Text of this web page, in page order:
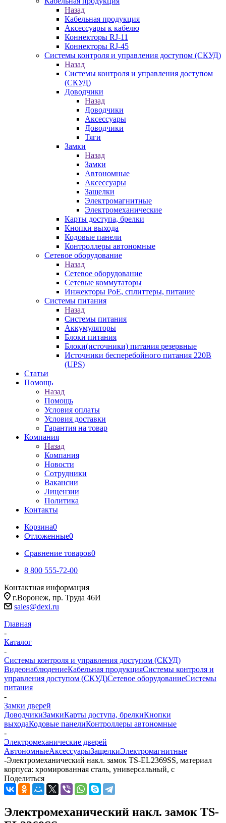
Назад
Кабельная продукция
Аксессуары к кабелю
Коннекторы RJ-11
Коннекторы RJ-45
Системы контроля и управления доступом (СКУД)
Назад
Системы контроля и управления доступом
(СКУД)
Доводчики
Назад
Доводчики
Аксессуары
Доводчики
Тяги
Замки
Назад
Замки
Автономные
Аксессуары
Защелки
Электромагнитные
Электромеханические
Карты доступа, брелки
Кнопки выхода
Кодовые панели
Контроллеры автономные
Сетевое оборудование
Назад
Сетевое оборудование
Сетевые коммутаторы
Инжекторы РоЕ, сплиттеры, питание
Системы питания
Назад
Системы питания
Аккумуляторы
Блоки питания
Блоки(источники) питания резервные
Источники бесперебойного питания 220В
(UPS)
Статьи
Помощь
Назад
Помощь
Условия оплаты
Условия доставки
Гарантия на товар
Компания
Назад
Компания
Новости
Сотрудники
Вакансии
Лицензии
Политика
Контакты
Корзина0
Отложенные0
Сравнение товаров0
8 800 555-72-00
Контактная информация
г.Воронеж, пр. Труда 46И
sales@dexi.ru
Главная
-
Каталог
-
Системы контроля и управления доступом (СКУД)
ВидеонаблюдениеКабельная продукцияСистемы контроля и
управления доступом (СКУД)Сетевое оборудованиеСистемы
питания
-
Замки дверей
ДоводчикиЗамкиКарты доступа, брелкиКнопки
выходаКодовые панелиКонтроллеры автономные
-
Электромеханические дверей
АвтономныеАксессуарыЗащелкиЭлектромагнитные
-Электромеханический накл. замок TS-EL2369SS, материал
корпуса: хромированная сталь, универсальный, с
Поделиться
Электромеханический накл. замок TS-